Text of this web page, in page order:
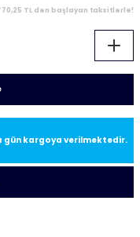
TL den başlayan taksitlerle!
gün kargoya verilmektedir.